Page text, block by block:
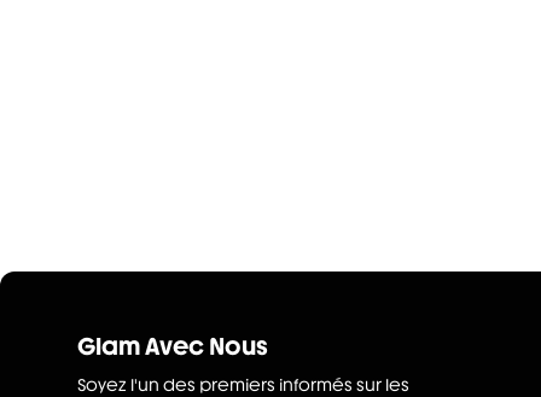
Glam Avec Nous
Soyez l'un des premiers informés sur les